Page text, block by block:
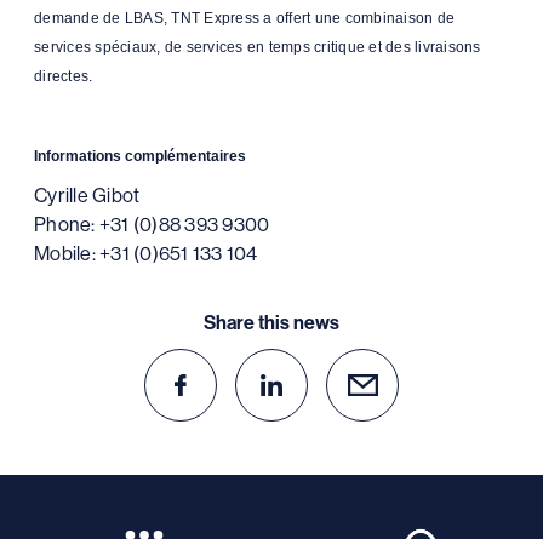
demande de LBAS, TNT Express a offert une combinaison de
services spéciaux, de services en temps critique et des livraisons
directes.
Informations complémentaires
Cyrille Gibot
Phone: +31 (0)88 393 9300
Mobile: +31 (0)651 133 104
Share this news